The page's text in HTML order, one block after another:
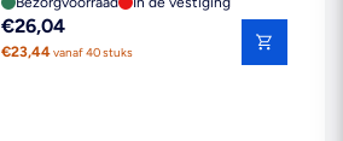
Reguliere
prijs
€26,04
€23,44vanaf 40 stuks